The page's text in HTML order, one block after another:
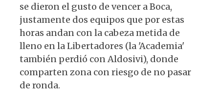
se dieron el gusto de vencer a Boca,
justamente dos equipos que por estas
horas andan con la cabeza metida de
lleno en la Libertadores (la 'Academia'
también perdió con Aldosivi), donde
comparten zona con riesgo de no pasar
de ronda.